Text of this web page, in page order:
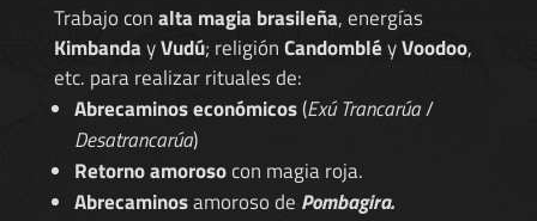
Trabajo conalta magia brasileña, energías
KimbandayVudú; religiónCandombléyVoodoo,
etc. para realizar rituales de:
Abrecaminos económicos(Exú Trancarúa/
Desatrancarúa)
Retorno amorosocon magia roja.
Abrecaminosamoroso de Pombagira.